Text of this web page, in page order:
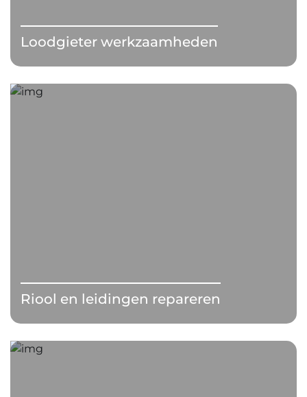
Loodgieter werkzaamheden
Riool en leidingen repareren